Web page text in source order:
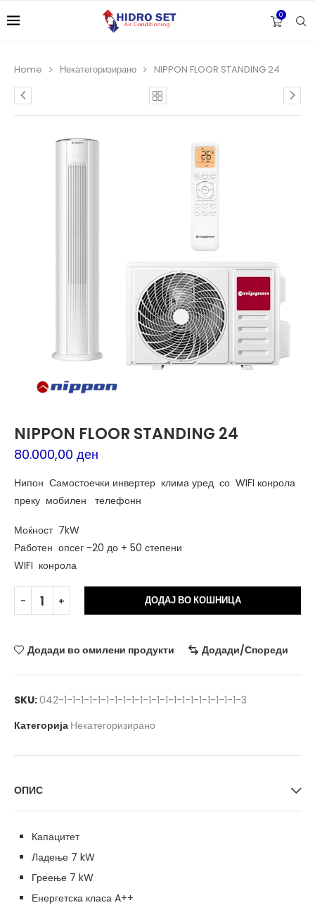
0
Home Некатегоризирано NIPPON FLOOR STANDING 24
NIPPON FLOOR STANDING 24
80.000,00 ден
Нипон Самостоечки инвертер клима уред со WIFI конрола
преку мобилен телефонн
Моќност 7kW
Работен опсег -20 до + 50 степени
WIFI конрола
ДОДАЈ ВО КОШНИЦА
Додади во омилени продукти Додади/Спореди
SKU:042-1-1-1-1-1-1-1-1-1-1-1-1-1-1-1-1-1-1-1-1-1-3
Категорија Некатегоризирано
ОПИС
Капацитет
Ладење 7 kW
Греење 7 kW
Енергетска класа A++